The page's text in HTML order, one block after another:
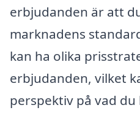
erbjudanden är att
marknadens
kan ha olika
erbjudanden, vilket
perspektiv på vad